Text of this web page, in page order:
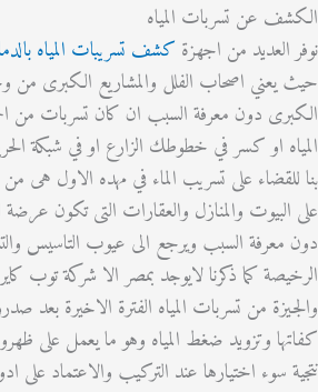
عن تسربات المياه
من اجهزةكشف تسريبات المياه بالدمام
اصحاب الفلل والمشاريع الكبرى من
دون معرفة السبب ان كان تسربات من
او كسر في خطوطك الزارع او في شبكة
على تسريب الماء في مهده الاول هى من
والمنازل والعقارات التى تكون عرضة
السبب ويرجع الى عيوب التاسيس
كما ذكرنا لايوجد بمصر الا شركة توب كايرو
من تسربات المياه الفترة الاخيرة بعد صدرو
وتزويد ضغط المياه وهو ما يعمل على ظهرو
سوء اختيارها عند التركيب والاعتماد على